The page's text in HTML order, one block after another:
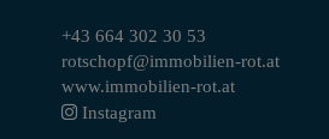
+43 664 302 30 53
rotschopf@immobilien-rot.at
www.immobilien-rot.at
Instagram